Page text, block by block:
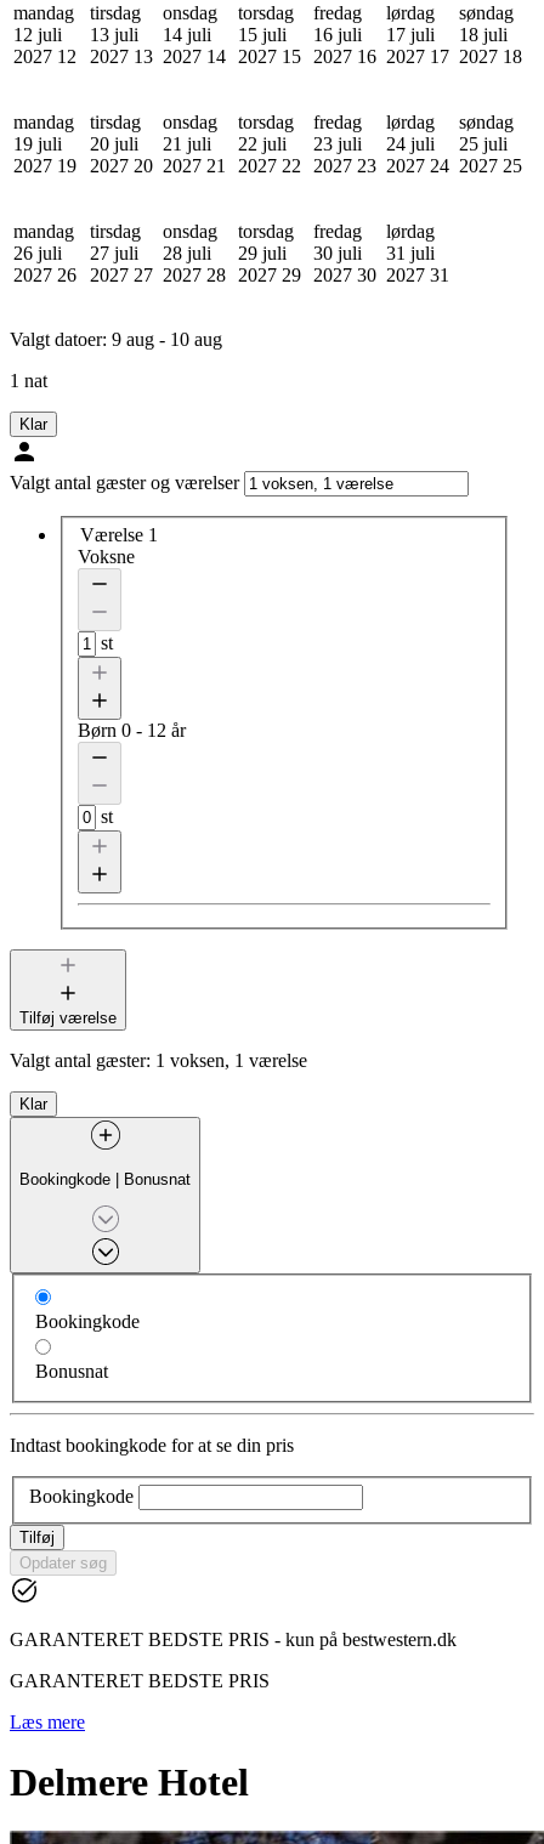
mandag
12 juli
2027 12
tirsdag
13 juli
2027 13
onsdag
14 juli
2027 14
torsdag
15 juli
2027 15
fredag
16 juli
2027 16
lørdag
17 juli
2027 17
søndag
18 juli
2027 18
mandag
19 juli
2027 19
tirsdag
20 juli
2027 20
onsdag
21 juli
2027 21
torsdag
22 juli
2027 22
fredag
23 juli
2027 23
lørdag
24 juli
2027 24
søndag
25 juli
2027 25
mandag
26 juli
2027 26
tirsdag
27 juli
2027 27
onsdag
28 juli
2027 28
torsdag
29 juli
2027 29
fredag
30 juli
2027 30
lørdag
31 juli
2027 31
Valgt datoer: 9 aug - 10 aug
1 nat
Klar
Valgt antal gæster og værelser
Værelse 1
Voksne
st
Børn 0 - 12 år
st
Tilføj værelse
Valgt antal gæster: 1 voksen, 1 værelse
Klar
Bookingkode | Bonusnat
Bookingkode
Bonusnat
Indtast bookingkode for at se din pris
Bookingkode
Tilføj
Opdater søg
GARANTERET BEDSTE PRIS - kun på bestwestern.dk
GARANTERET BEDSTE PRIS
Læs mere
Delmere Hotel